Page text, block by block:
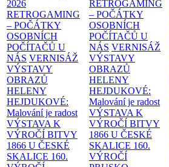
2026
RETROGAMING
– POČÁTKY
OSOBNÍCH
POČÍTAČŮ U
NÁS VERNISÁŽ
VÝSTAVY
OBRAZŮ
HELENY
HEJDUKOVÉ:
Malování je radost
VÝSTAVA K
VÝROČÍ BITVY
1866 U ČESKÉ
SKALICE 160.
RETROGAMING
– POČÁTKY
OSOBNÍCH
POČÍTAČŮ U
NÁS VERNISÁŽ
VÝSTAVY
OBRAZŮ
HELENY
HEJDUKOVÉ:
Malování je radost
VÝSTAVA K
VÝROČÍ BITVY
1866 U ČESKÉ
SKALICE 160.
VÝROČÍ